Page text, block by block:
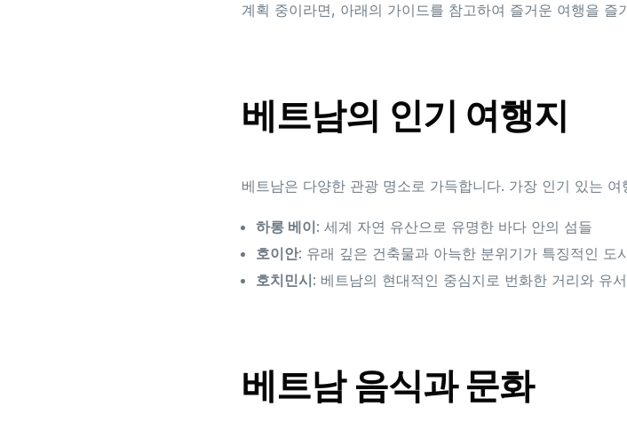
계획 중이라면, 아래의 가이드를 참고하여 즐거운 여행을 즐
베트남의 인기 여행지
베트남은 다양한 관광 명소로 가득합니다. 가장 인기 있는
하롱 베이: 세계 자연 유산으로 유명한 바다 안의 섬들
호이안: 유래 깊은 건축물과 아늑한 분위기가 특징적인 도
호치민시: 베트남의 현대적인 중심지로 번화한 거리와 유
베트남 음식과 문화